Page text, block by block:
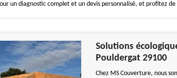
un diagnostic complet et un devis personnalisé, et profitez
Solutions
Pouldergat 29100
Chez MS Couverture, nous